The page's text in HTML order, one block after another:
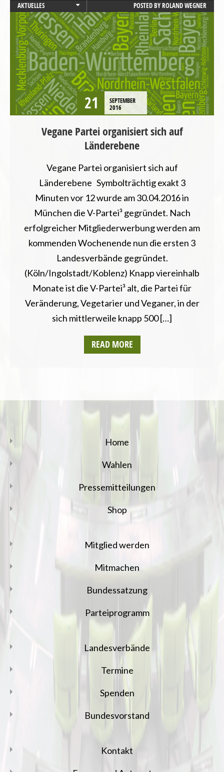
AKTUELLES
BAYERN
NORDRHEIN-WESTFALEN
PRESSEMITTEILUNG
RHEINLAND-PFALZ
POSTED BYROLAND WEGNER
21
SEPTEMBER
2016
Vegane Partei organisiert sich auf
Länderebene
Vegane Partei organisiert sich auf
Länderebene Symbolträchtig exakt 3
Minuten vor 12 wurde am 30.04.2016 in
München die V-Partei³ gegründet. Nach
erfolgreicher Mitgliederwerbung werden am
kommenden Wochenende nun die ersten 3
Landesverbände gegründet.
(Köln/Ingolstadt/Koblenz) Knapp viereinhalb
Monate ist die V-Partei³ alt, die Partei für
Veränderung, Vegetarier und Veganer, in der
sich mittlerweile knapp 500 […]
READ MORE
Home
Wahlen
Pressemitteilungen
Shop
Mitglied werden
Mitmachen
Bundessatzung
Parteiprogramm
Landesverbände
Termine
Spenden
Bundesvorstand
Kontakt